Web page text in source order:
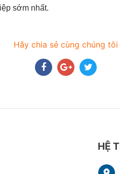
sớm nhất.
Hãy chia sẻ cùng chúng tôi
HỆ